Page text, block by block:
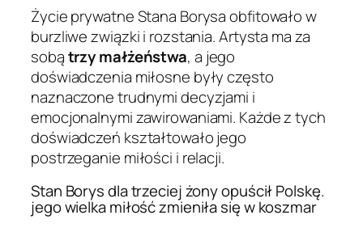
Życie prywatne Stana Borysa obfitowało w
burzliwe związki i rozstania. Artysta ma za
sobątrzy małżeństwa, a jego
doświadczenia miłosne były często
naznaczone trudnymi decyzjami i
emocjonalnymi zawirowaniami. Każde z tych
doświadczeń kształtowało jego
postrzeganie miłości i relacji.
Stan Borys dla trzeciej żony opuścił Polskę.
jego wielka miłość zmieniła się w koszmar